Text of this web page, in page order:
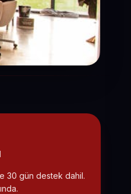
30 gün destek dahil.